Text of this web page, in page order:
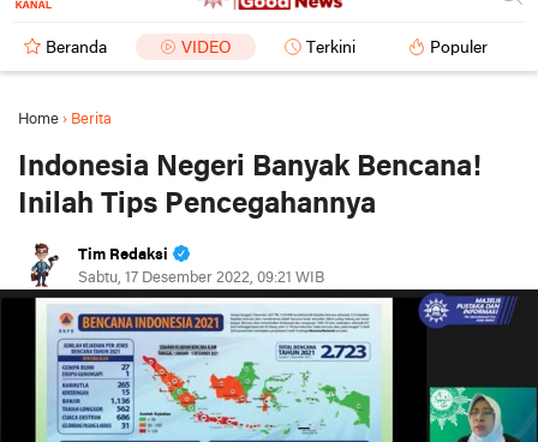
Beranda VIDEO Terkini Populer
Home › Berita
Indonesia Negeri Banyak Bencana!
Inilah Tips Pencegahannya
Tim Redaksi
Sabtu, 17 Desember 2022, 09:21 WIB